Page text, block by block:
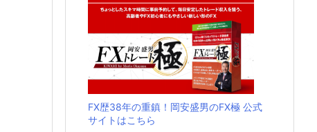
FX歴38年の重鎮！岡安盛男のFX極 公式
サイトはこちら